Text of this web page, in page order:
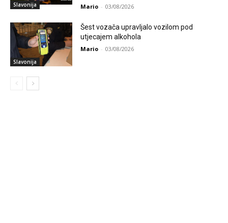
Slavonija Mario - 03/08/2026
Slavonija
Šest vozača upravljalo vozilom pod
utjecajem alkohola
Mario - 03/08/2026